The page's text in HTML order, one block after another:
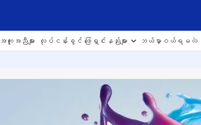
အကူအညီများ လုပ်ငန်းခွင် ဖြေရှင်းနည်းများ ဘယ်မှာဝယ်ရမလဲ